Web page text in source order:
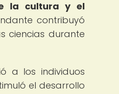
la cultura y el
contribuyó
ciencias durante
a los individuos
el desarrollo